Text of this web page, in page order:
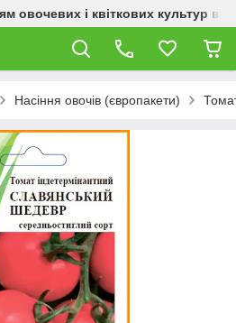
овочевих і квіткових культур
Насіння овочів (європакети)